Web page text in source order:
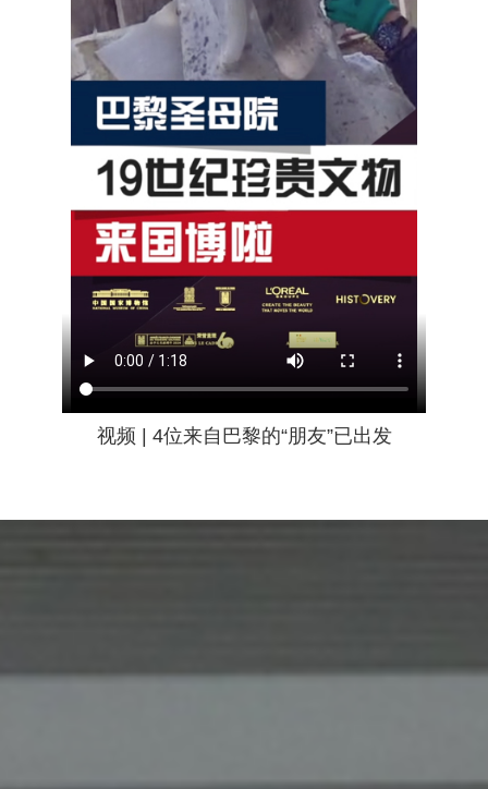
的故事。
此刻，在历史与当下、虚拟与现实的交相辉映
中，开启您与巴黎圣母院的故事吧！
视频 | 4位来自巴黎的“朋友”已出发